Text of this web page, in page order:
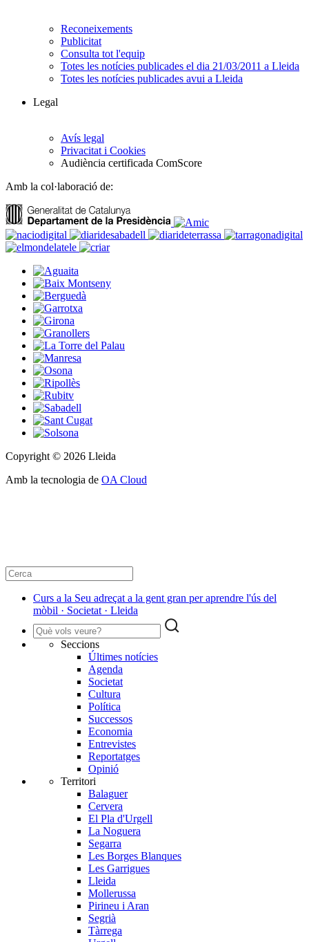
Reconeixements
Publicitat
Consulta tot l'equip
Totes les notícies publicades el dia 21/03/2011 a Lleida
Totes les notícies publicades avui a Lleida
Legal
Avís legal
Privacitat i Cookies
Audiència certificada ComScore
Amb la col·laboració de:
Copyright © 2026 Lleida
Amb la tecnologia de OA Cloud
Curs a la Seu adreçat a la gent gran per aprendre l'ús del
mòbil · Societat · Lleida
Seccions
Últimes notícies
Agenda
Societat
Cultura
Política
Successos
Economia
Entrevistes
Reportatges
Opinió
Territori
Balaguer
Cervera
El Pla d'Urgell
La Noguera
Segarra
Les Borges Blanques
Les Garrigues
Lleida
Mollerussa
Pirineu i Aran
Segrià
Tàrrega